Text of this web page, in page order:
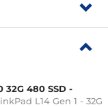
32G 480 SSD -
L14 Gen 1 - 32G